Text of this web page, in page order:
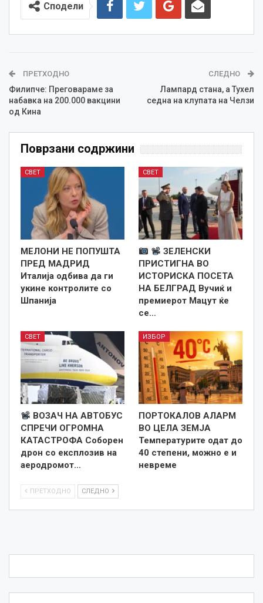
Сподели
ПРЕТХОДНО
Филипче: Преговараме за
набавка на 200.000 вакцини
од Кина
СЛЕДНО
Лампард стана, а Тухел
седна на клупата на Челзи
Поврзани содржини
СВЕТ
МЕЛОНИ НЕ ПОПУШТА
ПРЕД МАДРИД
Италија одбива да ги
укине контролите со
Шпанија
СВЕТ
ЗЕЛЕНСКИ
ПРИСТИГНА ВО
ИСТОРИСКА ПОСЕТА
НА БЕЛГРАД Вучиќ и
премиерот Мацут ќе
се…
СВЕТ
ВОЗАЧ НА АВТОБУС
СПРЕЧИ ОГРОМНА
КАТАСТРОФА Соборен
дрон со експлозив на
аеродромот…
ИЗБОР
ПОРТОКАЛОВ АЛАРМ
ВО ЦЕЛА ЗЕМЈА
Температурите одат до
40 степени, можно е и
невреме
ПРЕТХОДНО СЛЕДНО